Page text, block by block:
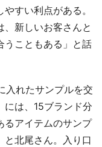
すい利点がある。
、新しいお客さんと
うこともある」と話
れたサンプルを交
には、15ブランド分
るアイテムのサンプ
と北尾さん。入り口